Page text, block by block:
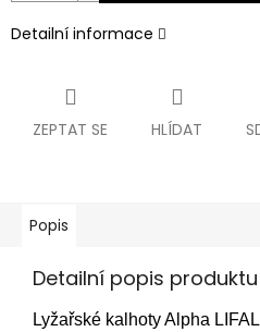
Detailní informace
ZEPTAT SE HLÍDAT
Popis
Detailní popis produktu
Lyžařské kalhoty Alpha